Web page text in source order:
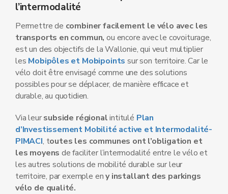
l’intermodalité
Permettre de combiner facilement le vélo avec les
transports en commun, ou encore avec le covoiturage,
est un des objectifs de la Wallonie, qui veut multiplier
les Mobipôles et Mobipoints sur son territoire. Car le
vélo doit être envisagé comme une des solutions
possibles pour se déplacer, de manière efficace et
durable, au quotidien.
Via leursubside régionalintitulé Plan
d’Investissement Mobilité active et Intermodalité-
PIMACI, toutes les communes ont l’obligation et
les moyensde faciliter l’intermodalité entre le vélo et
les autres solutions de mobilité durable sur leur
territoire, par exemple eny installant des parkings
vélo de qualité.